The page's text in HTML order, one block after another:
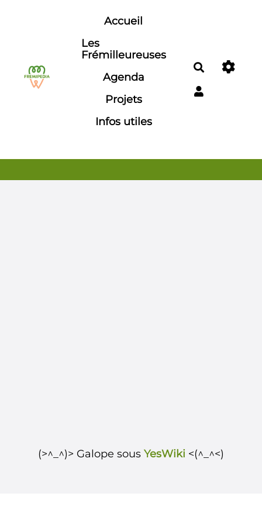
Aller au contenu principal
Accueil
Les
Frémilleureuses
Agenda
Projets
Infos utiles
Rechercher
(>^_^)> Galope sous YesWiki <(^_^<)